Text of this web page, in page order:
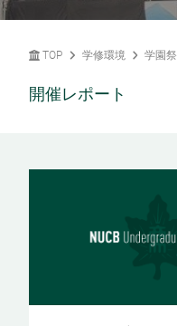
TOP 学修環境 学園祭
開催レポート